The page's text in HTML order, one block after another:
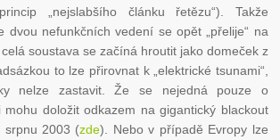
„nejslabšího článku řetězu“). Takže
dvou nefunkčních vedení se opět „přelije“ na
soustava se začíná hroutit jako domeček z
to lze přirovnat k „elektrické tsunami“,
nelze zastavit. Že se nejedná pouze o
mohu doložit odkazem na gigantický blackout
srpnu 2003 (zde). Nebo v případě Evropy lze